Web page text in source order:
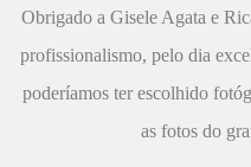
Obrigado a Gisele Agata e
profissionalismo, pelo dia
poderíamos ter escolhido
as fotos do